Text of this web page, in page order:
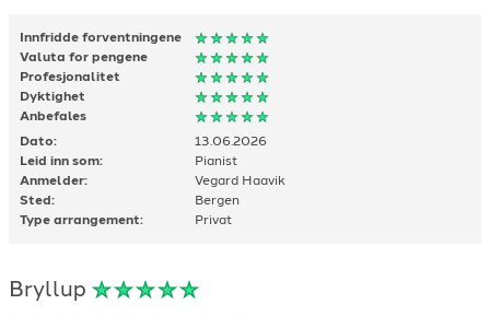
Innfridde forventningene
Valuta for pengene
Profesjonalitet
Dyktighet
Anbefales
Dato:
13.06.2026
Leid inn som:
Pianist
Anmelder:
Vegard Haavik
Sted:
Bergen
Type arrangement:
Privat
Bryllup